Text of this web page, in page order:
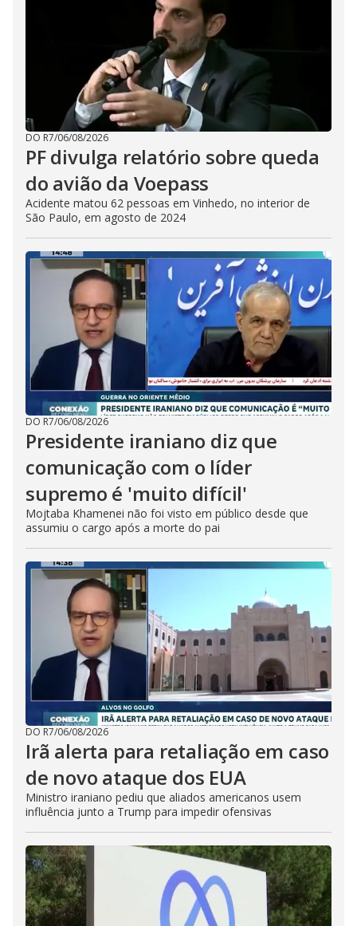
DO R7/06/08/2026
PF divulga relatório sobre queda
do avião da Voepass
Acidente matou 62 pessoas em Vinhedo, no interior de
São Paulo, em agosto de 2024
DO R7/06/08/2026
Presidente iraniano diz que
comunicação com o líder
supremo é 'muito difícil'
Mojtaba Khamenei não foi visto em público desde que
assumiu o cargo após a morte do pai
DO R7/06/08/2026
Irã alerta para retaliação em caso
de novo ataque dos EUA
Ministro iraniano pediu que aliados americanos usem
influência junto a Trump para impedir ofensivas